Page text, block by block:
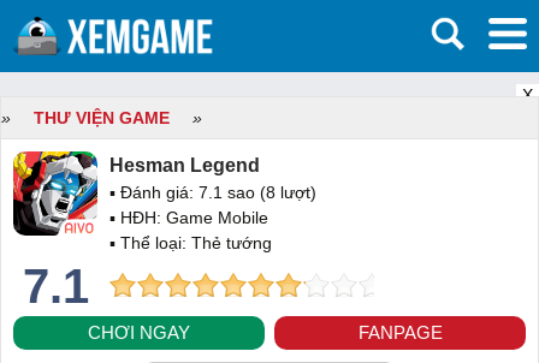
X
»
THƯ VIỆN GAME »
Hesman Legend
▪ Đánh giá: 7.1 sao (8 lượt)
▪ HĐH: Game Mobile
▪ Thể loại: Thẻ tướng
7.1
CHƠI NGAY FANPAGE